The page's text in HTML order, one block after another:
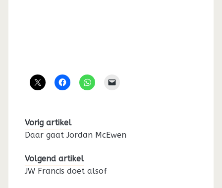
Vorig artikel
Daar gaat Jordan McEwen
Volgend artikel
JW Francis doet alsof